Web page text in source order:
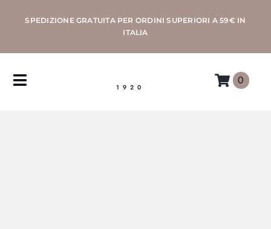
SPEDIZIONE GRATUITA PER ORDINI SUPERIORI A 59€ IN
ITALIA
1920
Toggle
0